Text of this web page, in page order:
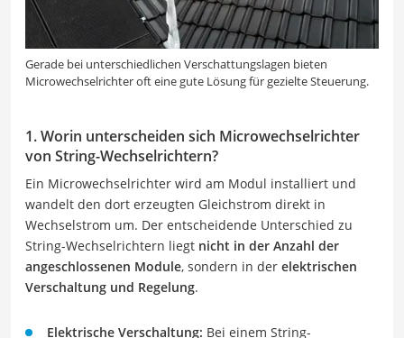
Gerade bei unterschiedlichen Verschattungslagen bieten
Microwechselrichter oft eine gute Lösung für gezielte Steuerung.
1. Worin unterscheiden sich Microwechselrichter
von String-Wechselrichtern?
Ein Microwechselrichter wird am Modul installiert und
wandelt den dort erzeugten Gleichstrom direkt in
Wechselstrom um. Der entscheidende Unterschied zu
String-Wechselrichtern liegt nicht in der Anzahl der
angeschlossenen Module, sondern in der elektrischen
Verschaltung und Regelung.
Elektrische Verschaltung: Bei einem String-